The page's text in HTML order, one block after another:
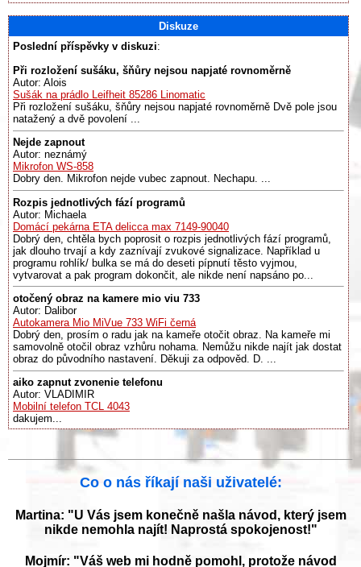
Diskuze
Poslední příspěvky v diskuzi:
Při rozložení sušáku, šňůry nejsou napjaté rovnoměrně
Autor: Alois
Sušák na prádlo Leifheit 85286 Linomatic
Při rozložení sušáku, šňůry nejsou napjaté rovnoměrně Dvě pole jsou
natažený a dvě povolení ...
Nejde zapnout
Autor: neznámý
Mikrofon WS-858
Dobry den. Mikrofon nejde vubec zapnout. Nechapu. ...
Rozpis jednotlivých fází programů
Autor: Michaela
Domácí pekárna ETA delicca max 7149-90040
Dobrý den, chtěla bych poprosit o rozpis jednotlivých fází programů,
jak dlouho trvají a kdy zaznívají zvukové signalizace. Například u
programu rohlík/ bulka se má do deseti pípnutí těsto vyjmou,
vytvarovat a pak program dokončit, ale nikde není napsáno po...
otočený obraz na kamere mio viu 733
Autor: Dalibor
Autokamera Mio MiVue 733 WiFi černá
Dobrý den, prosím o radu jak na kameře otočit obraz. Na kameře mi
samovolně otočil obraz vzhůru nohama. Nemůžu nikde najít jak dostat
obraz do původního nastavení. Děkuji za odpověd. D. ...
aiko zapnut zvonenie telefonu
Autor: VLADIMIR
Mobilní telefon TCL 4043
dakujem...
Co o nás říkají naši uživatelé:
Martina: "U Vás jsem konečně našla návod, který jsem
nikde nemohla najít! Naprostá spokojenost!"
Mojmír: "Váš web mi hodně pomohl, protože návod